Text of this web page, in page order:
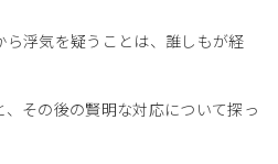
ら浮気を疑うことは、誰しもが経
その後の賢明な対応について探っ